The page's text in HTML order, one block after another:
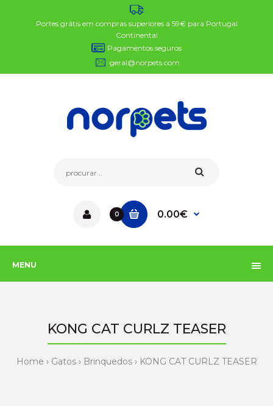
Portes grátis em compras superiores a 59€ para Portugal
Continental
Pagamentos seguros
geral@norpets.com
0 0.00€
MENU
KONG CAT CURLZ TEASER
Home Gatos Brinquedos KONG CAT CURLZ TEASER